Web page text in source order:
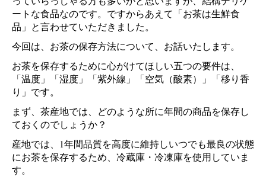
ートな食品なのです。ですからあえて「お茶は生鮮食
品」と言わせていただきました。
今回は、お茶の保存方法について、お話いたします。
お茶を保存するために心がけてほしい五つの要件は、
「温度」「湿度」「紫外線」「空気（酸素）」「移り香
り」です。
まず、茶産地では、どのような所に年間の商品を保存し
ておくのでしょうか？
産地では、1年間品質を高度に維持しいつでも最良の状態
にお茶を保存するため、冷蔵庫・冷凍庫を使用していま
す。